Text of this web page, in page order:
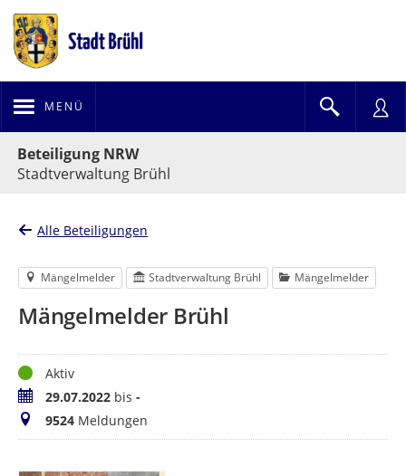
MENÜ
Beteiligung NRW
Stadtverwaltung Brühl
Alle Beteiligungen
Mängelmelder Stadtverwaltung Brühl Mängelmelder
Mängelmelder Brühl
StatusAktiv
Zeitraum29.07.2022 bis -
Meldungen
9524 Meldungen